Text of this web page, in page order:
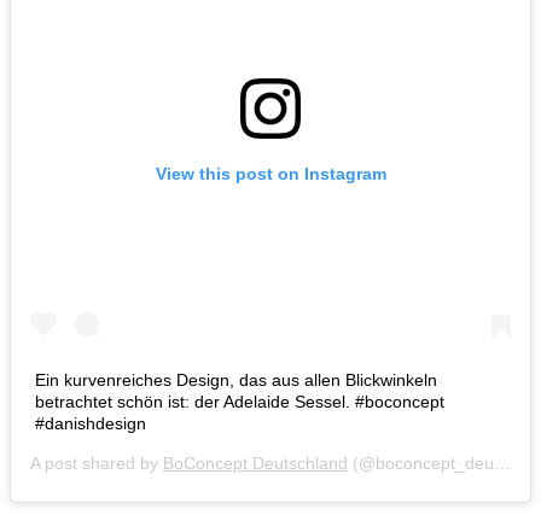
View this post on Instagram
Ein kurvenreiches Design, das aus allen Blickwinkeln
betrachtet schön ist: der Adelaide Sessel. #boconcept
#danishdesign
A post shared by BoConcept Deutschland (@boconcept_deutschland) on